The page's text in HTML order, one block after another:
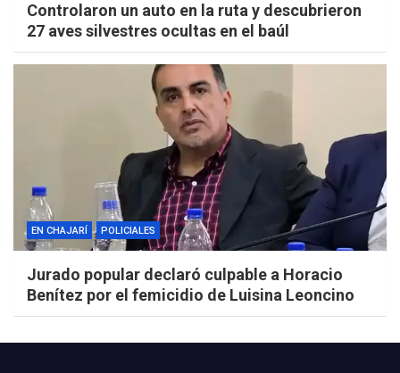
Controlaron un auto en la ruta y descubrieron
27 aves silvestres ocultas en el baúl
EN CHAJARÍ POLICIALES
Jurado popular declaró culpable a Horacio
Benítez por el femicidio de Luisina Leoncino